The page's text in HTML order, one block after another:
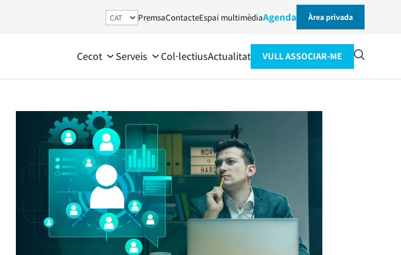
PremsaContacteEspai multimèdiaAgenda Àrea privada
Cecot Serveis Col·lectiusActualitat VULL ASSOCIAR-ME